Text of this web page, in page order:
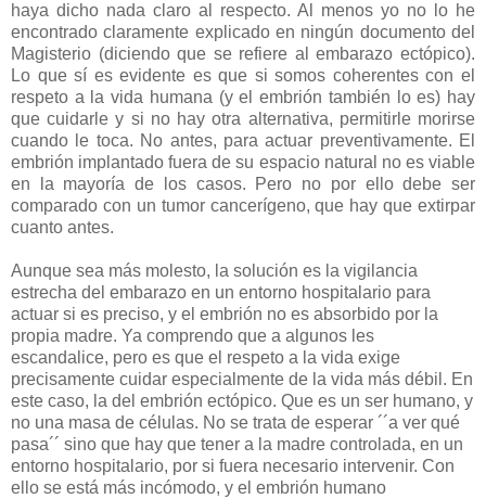
haya dicho nada claro al respecto. Al menos yo no lo he
encontrado claramente explicado en ningún documento del
Magisterio (diciendo que se refiere al embarazo ectópico).
Lo que sí es evidente es que si somos coherentes con el
respeto a la vida humana (y el embrión también lo es) hay
que cuidarle y si no hay otra alternativa, permitirle morirse
cuando le toca. No antes, para actuar preventivamente. El
embrión implantado fuera de su espacio natural no es viable
en la mayoría de los casos. Pero no por ello debe ser
comparado con un tumor cancerígeno, que hay que extirpar
cuanto antes.
Aunque sea más molesto, la solución es la vigilancia
estrecha del embarazo en un entorno hospitalario para
actuar si es preciso, y el embrión no es absorbido por la
propia madre. Ya comprendo que a algunos les
escandalice, pero es que el respeto a la vida exige
precisamente cuidar especialmente de la vida más débil. En
este caso, la del embrión ectópico. Que es un ser humano, y
no una masa de células. No se trata de esperar ´´a ver qué
pasa´´ sino que hay que tener a la madre controlada, en un
entorno hospitalario, por si fuera necesario intervenir. Con
ello se está más incómodo, y el embrión humano